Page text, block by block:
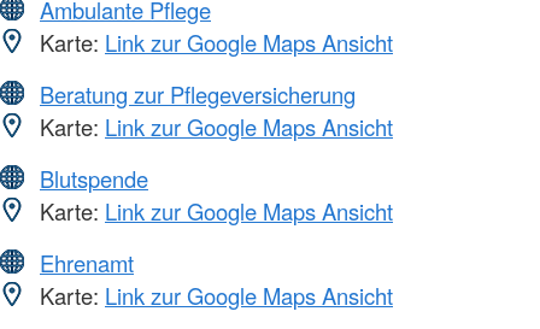
Ambulante Pflege
Karte: Link zur Google Maps Ansicht
Beratung zur Pflegeversicherung
Karte: Link zur Google Maps Ansicht
Blutspende
Karte: Link zur Google Maps Ansicht
Ehrenamt
Karte: Link zur Google Maps Ansicht